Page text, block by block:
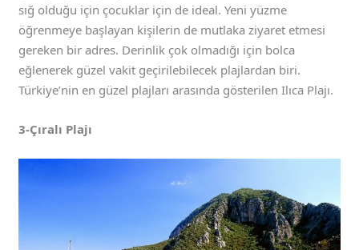
sığ olduğu için çocuklar için de ideal. Yeni yüzme
öğrenmeye başlayan kişilerin de mutlaka ziyaret etmesi
gereken bir adres. Derinlik çok olmadığı için bolca
eğlenerek güzel vakit geçirilebilecek plajlardan biri.
Türkiye’nin en güzel plajları arasında gösterilen Ilıca Plajı.
3-Çıralı Plajı